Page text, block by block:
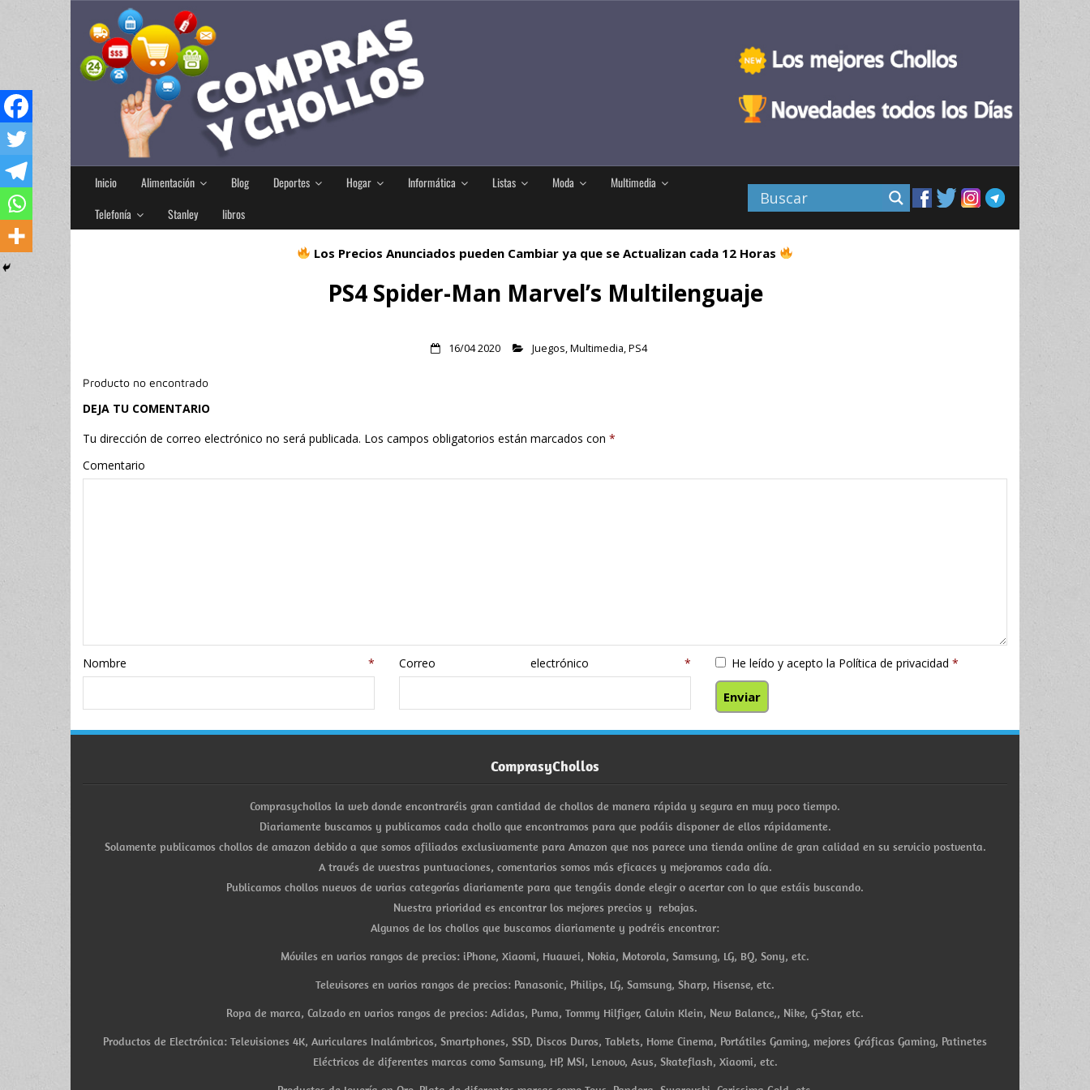
Inicio Alimentación Blog Deportes Hogar Informática Listas Moda
Multimedia
Telefonía
Stanley libros
Los Precios Anunciados pueden Cambiar ya que se Actualizan cada 12 Horas
PS4 Spider-Man Marvel’s Multilenguaje
16/04 2020 Juegos,Multimedia,PS4
Producto no encontrado
DEJA TU COMENTARIO
Tu dirección de correo electrónico no será publicada. Los campos obligatorios están marcados con *
Comentario
Nombre* Correo electrónico* He leído y acepto la Política de privacidad *
ComprasyChollos
Comprasychollos la web donde encontraréis gran cantidad de chollos de manera rápida y segura en muy poco tiempo.
Diariamente buscamos y publicamos cada chollo que encontramos para que podáis disponer de ellos rápidamente.
Solamente publicamos chollos de amazon debido a que somos afiliados exclusivamente para Amazon que nos parece una tienda online de gran calidad en su servicio postventa.
A través de vuestras puntuaciones, comentarios somos más eficaces y mejoramos cada día.
Publicamos chollos nuevos de varias categorías diariamente para que tengáis donde elegir o acertar con lo que estáis buscando.
Nuestra prioridad es encontrar los mejores precios y rebajas.
Algunos de los chollos que buscamos diariamente y podréis encontrar:
Móviles en varios rangos de precios: iPhone, Xiaomi, Huawei, Nokia, Motorola, Samsung, LG, BQ, Sony, etc.
Televisores en varios rangos de precios: Panasonic, Philips, LG, Samsung, Sharp, Hisense, etc.
Ropa de marca, Calzado en varios rangos de precios: Adidas, Puma, Tommy Hilfiger, Calvin Klein, New Balance,, Nike, G-Star, etc.
Productos de Electrónica: Televisiones 4K, Auriculares Inalámbricos, Smartphones, SSD, Discos Duros, Tablets, Home Cinema, Portátiles Gaming, mejores Gráficas Gaming, Patinetes
Eléctricos de diferentes marcas como Samsung, HP, MSI, Lenovo, Asus, Skateflash, Xiaomi, etc.